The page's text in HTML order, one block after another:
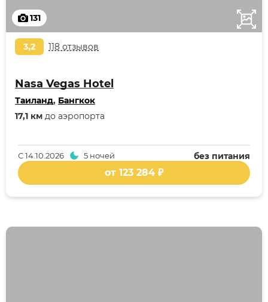
131
3,2 118 отзывов
Nasa Vegas Hotel
Таиланд, Бангкок
17,1 км до аэропорта
без питания
С14.10.2026 5 ночей
от 123 284 ₽